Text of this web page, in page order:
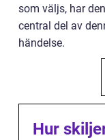
som väljs, har
central del av
händelse.
Hur